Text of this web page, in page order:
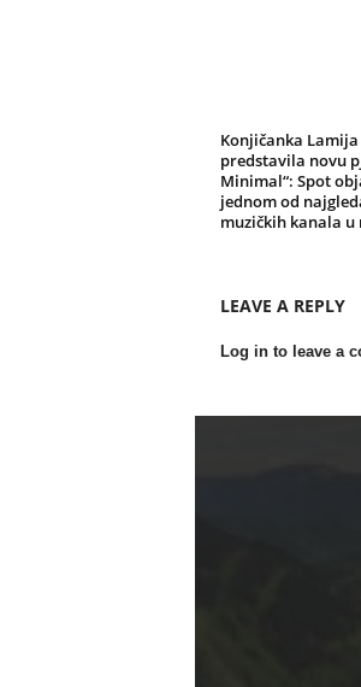
Konjičanka
predstavila novu
Minimal“: Spot
jednom od
muzičkih kanala u
LEAVE A REPLY
Log in to leave a